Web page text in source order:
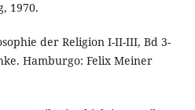
1970.
der Religion I-II-III, Bd 3-
Hamburgo: Felix Meiner